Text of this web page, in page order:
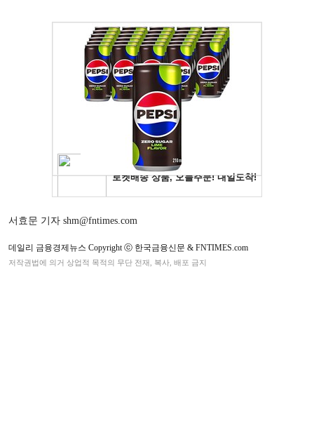
서효문 기자 shm@fntimes.com
데일리 금융경제뉴스 Copyright ⓒ 한국금융신문 & FNTIMES.com
저작권법에 의거 상업적 목적의 무단 전재, 복사, 배포 금지